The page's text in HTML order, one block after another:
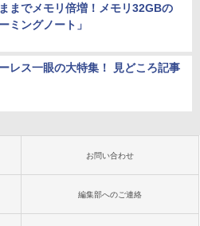
までメモリ倍増！メモリ32GBの
ミングノート」
レス一眼の大特集！ 見どころ記事
お問い合わせ
編集部へのご連絡